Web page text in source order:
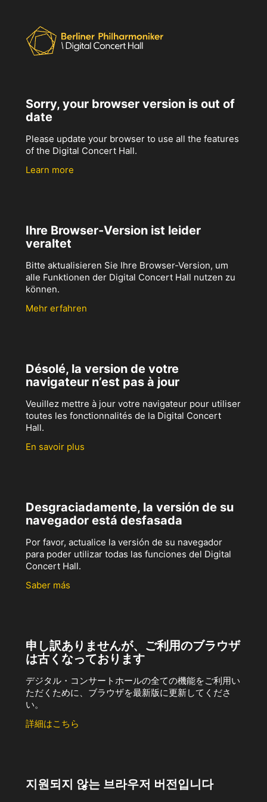
Sorry, your browser version is out of
date
Please update your browser to use all the features
of the Digital Concert Hall.
Learn more
Ihre Browser-Version ist leider
veraltet
Bitte aktualisieren Sie Ihre Browser-Version, um
alle Funktionen der Digital Concert Hall nutzen zu
können.
Mehr erfahren
Désolé, la version de votre
navigateur n’est pas à jour
Veuillez mettre à jour votre navigateur pour utiliser
toutes les fonctionnalités de la Digital Concert
Hall.
En savoir plus
Desgraciadamente, la versión de su
navegador está desfasada
Por favor, actualice la versión de su navegador
para poder utilizar todas las funciones del Digital
Concert Hall.
Saber más
申し訳ありませんが、ご利用のブラウザ
は古くなっております
デジタル・コンサートホールの全ての機能をご利用い
ただくために、ブラウザを最新版に更新してくださ
い。
詳細はこちら
지원되지 않는 브라우저 버전입니다